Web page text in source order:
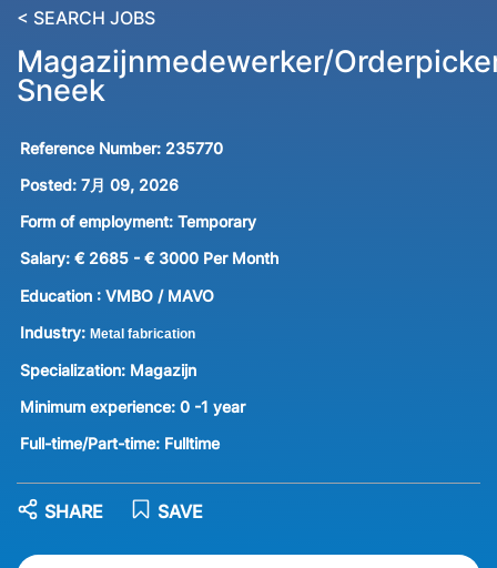
< SEARCH JOBS
Magazijnmedewerker/
Sneek
Reference Number: 235770
Posted: 7月 09, 2026
Form of employment: Temporary
Salary: € 2685 - € 3000 Per Month
Education : VMBO / MAVO
Industry: Metal fabrication
Specialization: Magazijn
Minimum experience: 0 -1 year
Full-time/Part-time: Fulltime
SAVE
SHARE